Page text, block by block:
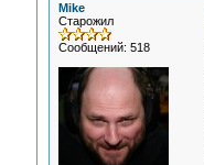
Mike
Старожил
Сообщений: 518